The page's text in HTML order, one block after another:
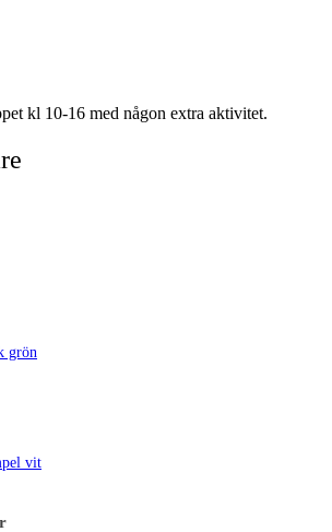
kl 10-16 med någon extra aktivitet.
grön
vit